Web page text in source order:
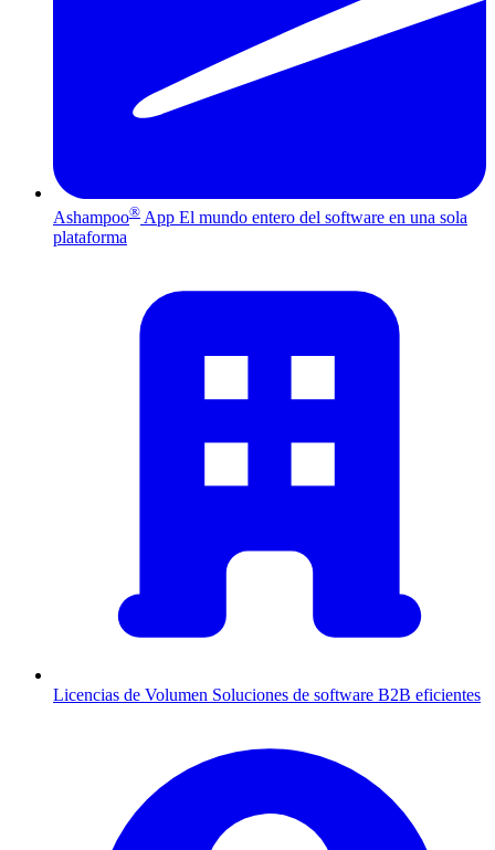
Ashampoo® App El mundo entero del software en una sola
plataforma
Licencias de Volumen Soluciones de software B2B eficientes